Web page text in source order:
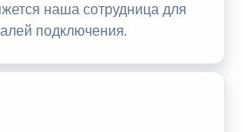
наша сотрудница для
подключения.